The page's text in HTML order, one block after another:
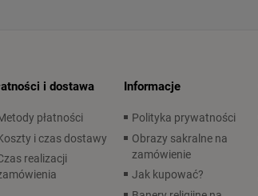
i dostawa
płatności
i czas dostawy
realizacji
Informacje
Polityka prywatności
Obrazy sakralne na
zamówienie
Jak kupować?